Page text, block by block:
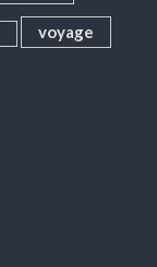
voyage